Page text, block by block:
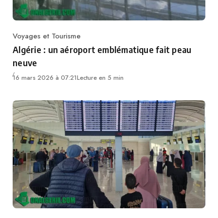
Category
Voyages et Tourisme
Algérie : un aéroport emblématique fait peau
neuve
16 mars 2026 à 07:21Lecture en 5 min